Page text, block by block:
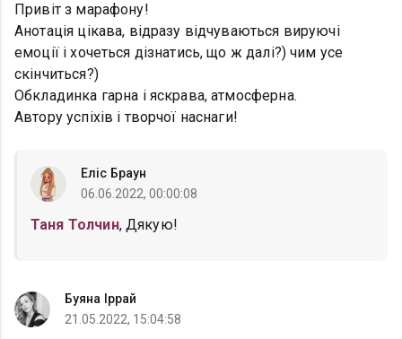
Привіт з марафону!
Анотація цікава, відразу відчуваються вируючі
емоції і хочеться дізнатись, що ж далі?) чим усе
скінчиться?)
Обкладинка гарна і яскрава, атмосферна.
Автору успіхів і творчої наснаги!
Еліс Браун
06.06.2022, 00:00:08
Таня Толчин, Дякую!
Буяна Іррай
21.05.2022, 15:04:58